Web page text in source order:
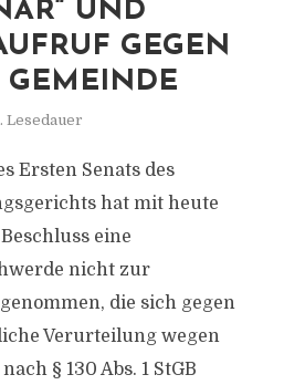
UND B
GEGEN J
Lesedauer
Ersten Senats des
hat mit heute
eine
nicht zur
die sich gegen
Verurteilung wegen
§ 130 Abs. 1 StGB